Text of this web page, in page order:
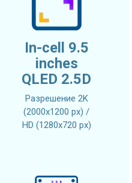
In-cell 9.5
inches
QLED 2.5D
Разрешение 2K
(2000x1200 px) /
HD (1280x720 px)